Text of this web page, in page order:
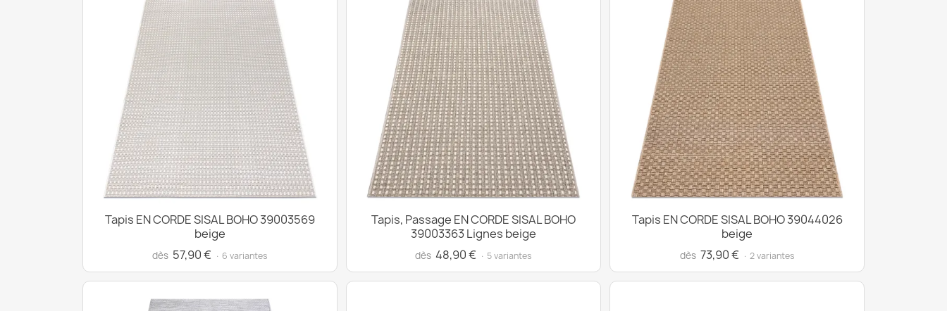
Tapis EN CORDE SISAL BOHO 39003569
beige
dès 57,90 € · 6 variantes
Tapis, Passage EN CORDE SISAL BOHO
39003363 Lignes beige
dès 48,90 € · 5 variantes
Tapis EN CORDE SISAL BOHO 39044026
beige
dès 73,90 € · 2 variantes